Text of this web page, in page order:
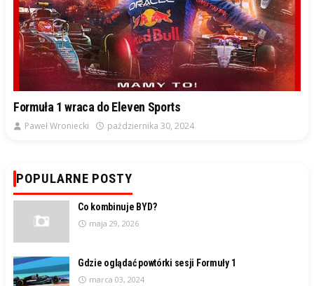
Formuła 1 wraca do Eleven Sports
Paweł Wroniecki października 30, 2024
POPULARNE POSTY
Co kombinuje BYD?
maja 29, 2026
Gdzie oglądać powtórki sesji Formuły 1
marca 03, 2024